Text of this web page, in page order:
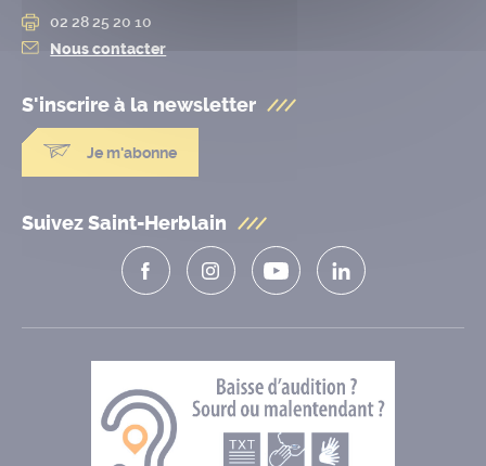
02 28 25 20 10
Nous contacter
S'inscrire à la newsletter
Je m'abonne
Suivez Saint-Herblain